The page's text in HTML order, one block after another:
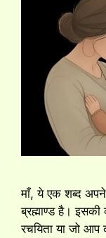
माँ, ये एक शब्द
ब्रह्माण्ड है।
रचयिता या जो आप